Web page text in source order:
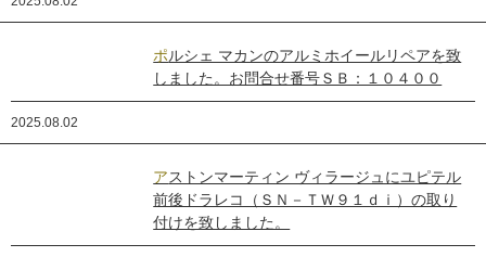
ポルシェ マカンのアルミホイールリペアを致
しました。お問合せ番号ＳＢ：１０４００
2025.08.02
アストンマーティン ヴィラージュにユピテル
前後ドラレコ（ＳＮ－ＴＷ９１ｄｉ）の取り
付けを致しました。